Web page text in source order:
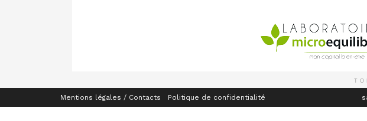
Mentions légales / Contacts Politique de confidentialité